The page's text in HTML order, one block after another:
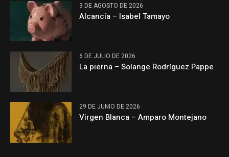
3 DE AGOSTO DE 2026
Alcancía – Isabel Tamayo
6 DE JULIO DE 2026
La pierna – Solange Rodríguez Pappe
29 DE JUNIO DE 2026
Virgen Blanca – Amparo Montejano